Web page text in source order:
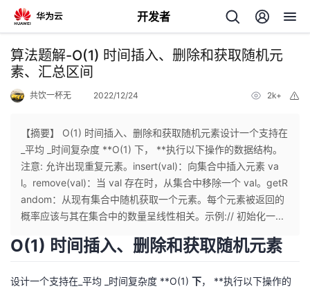
开发者
返
回
个
人
我
算法题解-O(1) 时间插入、删除和获取随机元
素、汇总区间
共饮一杯无 2022/12/24 2k+
【摘要】 O(1) 时间插入、删除和获取随机元素设计一个支持在
_平均 _时间复杂度 **O(1) 下， **执行以下操作的数据结构。
注意: 允许出现重复元素。insert(val)：向集合中插入元素 va
l。remove(val)：当 val 存在时，从集合中移除一个 val。getR
andom：从现有集合中随机获取一个元素。每个元素被返回的
概率应该与其在集合中的数量呈线性相关。示例:// 初始化一...
O(1) 时间插入、删除和获取随机元素
设计一个支持在_平均 _时间复杂度 **O(1) 下， **执行以下操作的